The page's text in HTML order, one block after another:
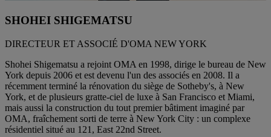
SHOHEI SHIGEMATSU
DIRECTEUR ET ASSOCIÉ D'OMA NEW YORK
Shohei Shigematsu a rejoint OMA en 1998, dirige le bureau de New
York depuis 2006 et est devenu l'un des associés en 2008. Il a
récemment terminé la rénovation du siège de Sotheby's, à New
York, et de plusieurs gratte-ciel de luxe à San Francisco et Miami,
mais aussi la construction du tout premier bâtiment imaginé par
OMA, fraîchement sorti de terre à New York City : un complexe
résidentiel situé au 121, East 22nd Street.